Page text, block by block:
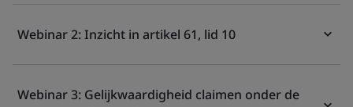
Webinar 2: Inzicht in artikel 61, lid 10
Webinar 3: Gelijkwaardigheid claimen onder de